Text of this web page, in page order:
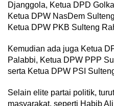
Djanggola, Ketua DPD
Ketua DPW NasDem
Ketua DPW PKB Sulteng
Kemudian ada juga Ketua
Palabbi, Ketua DPW PPP
serta Ketua DPW PSI
Selain elite partai politik,
masyarakat, seperti Habib